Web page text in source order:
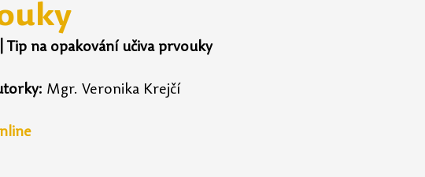
Tip na opakování učiva prvouky
Mgr. Veronika Krejčí